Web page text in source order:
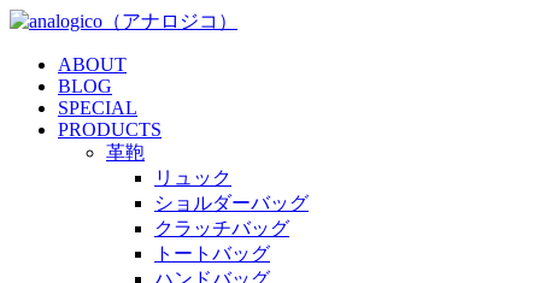
ABOUT
BLOG
SPECIAL
PRODUCTS
革鞄
リュック
ショルダーバッグ
クラッチバッグ
トートバッグ
ハンドバッグ